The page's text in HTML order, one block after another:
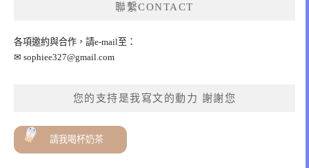
聯繫CONTACT
各項邀約與合作，請e-mail至：
✉ sophiee327@gmail.com
您的支持是我寫文的動力 謝謝您
請我喝杯奶茶